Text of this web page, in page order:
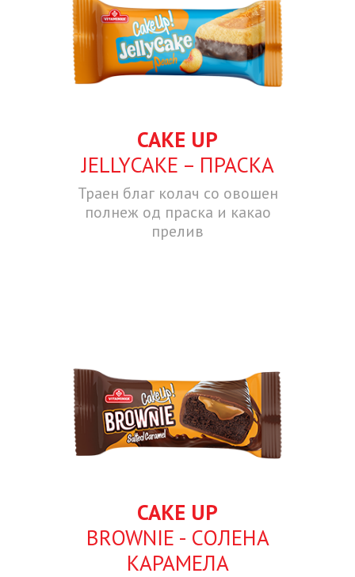
CAKE UP
JELLYCAKE – ПРАСКА
Траен благ колач со овошен
полнеж од праска и какао
прелив
CAKE UP
BROWNIE - СОЛЕНА
КАРАМЕЛА